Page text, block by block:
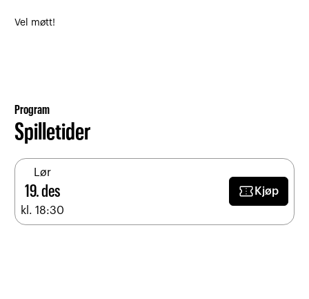
Vel møtt!
Program
Spilletider
Lør
19. des
kl. 18:30
confirmation_number Kjøp